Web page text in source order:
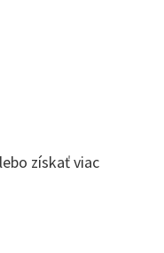
získať viac